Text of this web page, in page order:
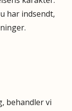
har indsendt,
behandler vi